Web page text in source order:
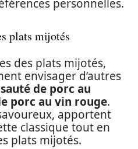
personnelles.
plats mijotés
des plats mijotés,
envisager d’autres
sauté de porc au
porc au vin rouge.
apportent
classique tout en
plats mijotés.